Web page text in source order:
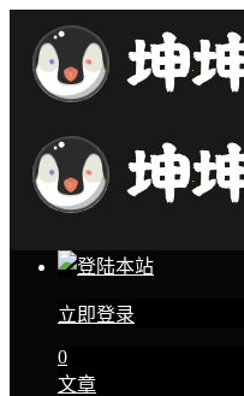
立即登录
0
文章